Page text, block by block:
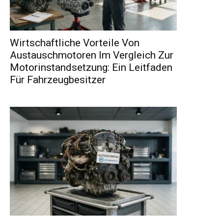
Wirtschaftliche Vorteile Von
Austauschmotoren Im Vergleich Zur
Motorinstandsetzung: Ein Leitfaden
Für Fahrzeugbesitzer